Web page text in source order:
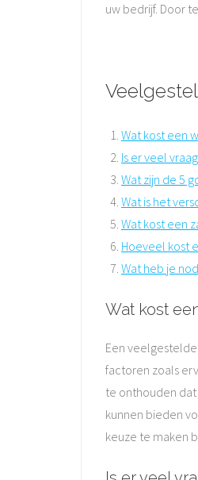
uw bedrijf. Door
Wat kost een
Is er veel
Wat zijn de 5
Wat is het
Wat kost een
Hoeveel kost
Wat heb je
Wat kost
Een
factoren zoals
te onthouden
kunnen bieden
keuze te maken